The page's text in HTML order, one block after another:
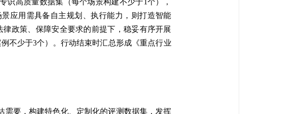
高质量数据集（每个场景构建不少于1个），
应用需具备自主规划、执行能力，则打造智能
政策、保障安全要求的前提下，稳妥有序开展
不少于3个）。行动结束时汇总形成《重点行业
要，构建特色化、定制化的评测数据集，发挥